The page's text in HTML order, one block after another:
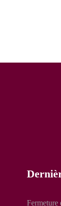
Fermeture